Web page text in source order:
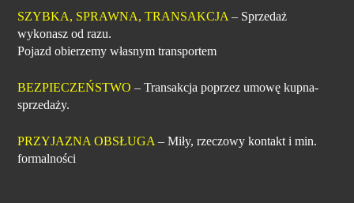
SZYBKA, SPRAWNA, TRANSAKCJA – Sprzedaż
wykonasz od razu.
Pojazd obierzemy własnym transportem
BEZPIECZEŃSTWO – Transakcja poprzez umowę kupna-
sprzedaży.
PRZYJAZNA OBSŁUGA – Miły, rzeczowy kontakt i min.
formalności